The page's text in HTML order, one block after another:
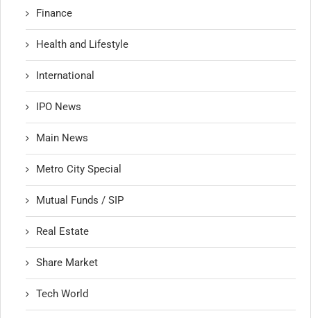
Finance
Health and Lifestyle
International
IPO News
Main News
Metro City Special
Mutual Funds / SIP
Real Estate
Share Market
Tech World